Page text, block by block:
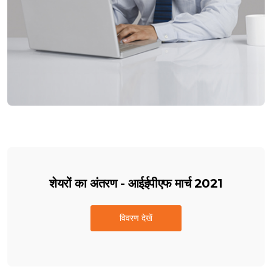
शेयरों का अंतरण - आईईपीएफ मार्च 2021
विवरण देखें